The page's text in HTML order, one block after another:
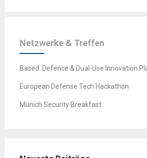
Netzwerke & Treffen
Based: Defence & Dual-Use Innovation
European Defense Tech Hackathon
Munich Security Breakfast